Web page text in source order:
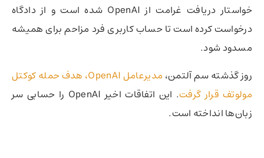
خواستار دریافت غرامت از OpenAI شده است و از دادگاه
درخواست کرده است تا حساب کاربری فرد مزاحم برای همیشه
مسدود شود.
روز گذشته سم آلتمن،
مدیرعامل OpenAI، هدف حمله کوکتل
مولوتف قرار گرفت
. این اتفاقات اخیر OpenAI را حسابی سر
زبان‌ها انداخته است.